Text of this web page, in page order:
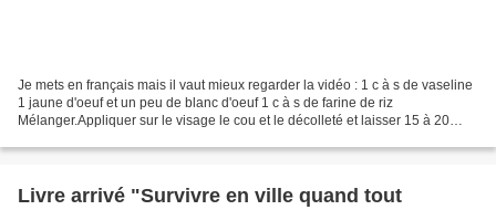
Je mets en français mais il vaut mieux regarder la vidéo : 1 c à s de vaseline
1 jaune d'oeuf et un peu de blanc d'oeuf 1 c à s de farine de riz
Mélanger.Appliquer sur le visage le cou et le décolleté et laisser 15 à 20
Livre arrivé "Survivre en ville quand tout